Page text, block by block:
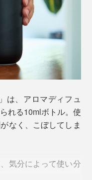
は、アロマディフュ
れる10mlボトル。使
なく、こぼしてしま
気分によって使い分